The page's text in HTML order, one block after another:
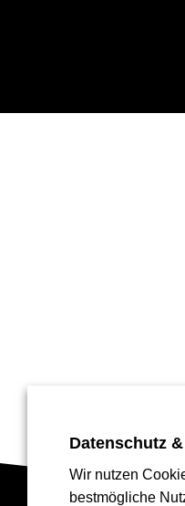
Datenschutz
Wir nutzen
bestmögliche